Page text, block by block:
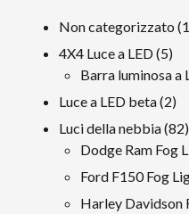
Non categorizzato 1
4X4 Luce a LED 55
Barra luminosa a
Luce a LED beta 22
Luci della nebbia 82
Dodge Ram Fog
Ford F150 Fog
Harley Davidson